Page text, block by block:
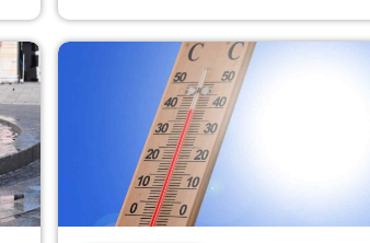
criticità. Le regioni a rischio.